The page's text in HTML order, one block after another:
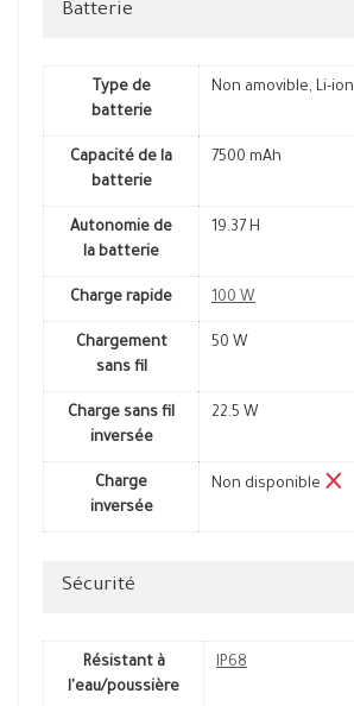
Batterie
Type de
batterie
Non amovible, Li-ion
Capacité de la
batterie
7500 mAh
Autonomie de
la batterie
19.37 H
Charge rapide 100 W
Chargement
sans fil
50 W
Charge sans fil
inversée
22.5 W
Charge
inversée
Non disponible
Sécurité
Résistant à
l'eau/poussière
IP68